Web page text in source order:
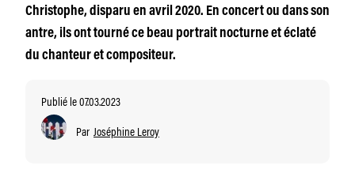
Christophe, disparu en avril 2020. En concert ou dans son
antre, ils ont tourné ce beau portrait nocturne et éclaté
du chanteur et compositeur.
Publié le 07.03.2023
Par Joséphine Leroy